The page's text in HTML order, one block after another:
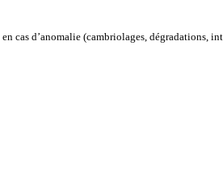
cas d’anomalie (cambriolages, dégradations,